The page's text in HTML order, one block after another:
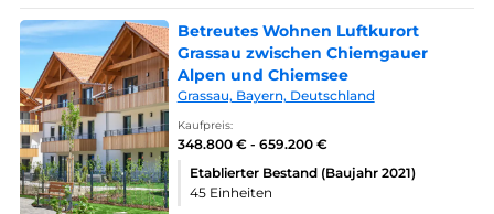
Betreutes Wohnen Luftkurort
Grassau zwischen Chiemgauer
Alpen und Chiemsee
Grassau, Bayern, Deutschland
Kaufpreis:
348.800 € - 659.200 €
Etablierter Bestand (Baujahr 2021)
45 Einheiten